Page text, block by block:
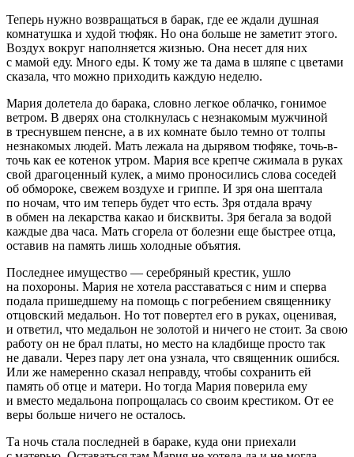
Теперь нужно возвращаться в барак, где ее ждали душная
комнатушка и худой тюфяк. Но она больше не заметит этого.
Воздух вокруг наполняется жизнью. Она несет для них
с мамой еду. Много еды. К тому же та дама в шляпе с цветами
сказала, что можно приходить каждую неделю.
Мария долетела до барака, словно легкое облачко, гонимое
ветром. В дверях она столкнулась с незнакомым мужчиной
в треснувшем пенсне, а в их комнате было темно от толпы
незнакомых людей. Мать лежала на дырявом тюфяке, точь-в-
точь как ее котенок утром. Мария все крепче сжимала в руках
свой драгоценный кулек, а мимо проносились слова соседей
об обмороке, свежем воздухе и гриппе. И зря она шептала
по ночам, что им теперь будет что есть. Зря отдала врачу
в обмен на лекарства какао и бисквиты. Зря бегала за водой
каждые два часа. Мать сгорела от болезни еще быстрее отца,
оставив на память лишь холодные объятия.
Последнее имущество — серебряный крестик, ушло
на похороны. Мария не хотела расставаться с ним и сперва
подала пришедшему на помощь с погребением священнику
отцовский медальон. Но тот повертел его в руках, оценивая,
и ответил, что медальон не золотой и ничего не стоит. За свою
работу он не брал платы, но место на кладбище просто так
не давали. Через пару лет она узнала, что священник ошибся.
Или же намеренно сказал неправду, чтобы сохранить ей
память об отце и матери. Но тогда Мария поверила ему
и вместо медальона попрощалась со своим крестиком. От ее
веры больше ничего не осталось.
Та ночь стала последней в бараке, куда они приехали